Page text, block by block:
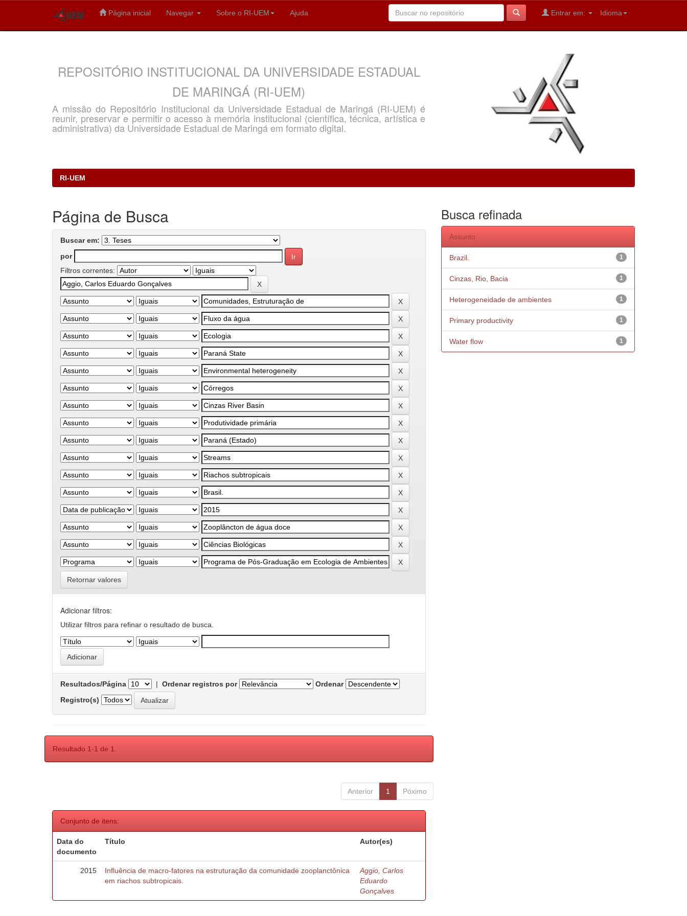
Página inicial Navegar Sobre o RI-UEM Ajuda Idioma
Entrar em:
REPOSITÓRIO INSTITUCIONAL DA UNIVERSIDADE ESTADUAL
DE MARINGÁ (RI-UEM)
A missão do Repositório Institucional da Universidade Estadual de Maringá (RI-UEM) é
reunir, preservar e permitir o acesso à memória institucional (científica, técnica, artística e
administrativa) da Universidade Estadual de Maringá em formato digital.
RI-UEM
Página de Busca
Buscar em:
por
Filtros correntes:
Retornar valores
Adicionar filtros:
Utilizar filtros para refinar o resultado de busca.
Resultados/Página | Ordenar registros por
Ordenar
Registro(s)
Resultado 1-1 de 1.
Anterior 1 Póximo
Conjunto de itens:
Data do
documento
Título Autor(es)
2015
Influência de macro-fatores na estruturação da comunidade zooplanctônica
em riachos subtropicais.
Aggio, Carlos
Eduardo
Gonçalves
Busca refinada
Assunto
1
Brazil.
1
Cinzas, Rio, Bacia
1
Heterogeneidade de ambientes
1
Primary productivity
1
Water flow